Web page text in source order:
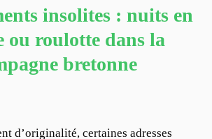
insolites : nuits en
ou roulotte dans la
bretonne
d’originalité, certaines adresses